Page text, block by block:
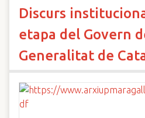
Discurs
etapa del Govern
Generalitat de